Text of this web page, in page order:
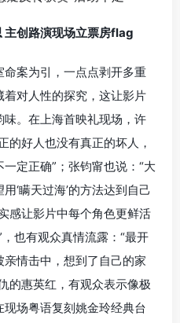
主创路演现场立票房flag
案为引，一点点剥开多重
对人性的探究，这让影片
。在上海首映礼现场，许
的好人也没有真正的坏人，
定正确”；张钧甯也说：“大
‘瞒天过海’的方法达到自己
感让影片中每个角色更鲜活
也有观众真情流露：“最开
情击中，想到了自己的家
的惠英红，有观众表示像极
场粤语复刻姚金玲经典台